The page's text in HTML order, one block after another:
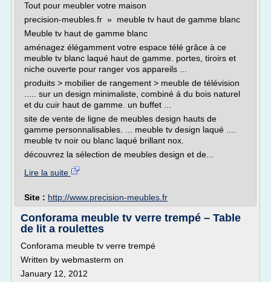
Tout pour meubler votre maison
precision-meubles.fr » meuble tv haut de gamme blanc
Meuble tv haut de gamme blanc
aménagez élégamment votre espace télé grâce à ce
meuble tv blanc laqué haut de gamme. portes, tiroirs et
niche ouverte pour ranger vos appareils ...
produits > mobilier de rangement > meuble de télévision
..... sur un design minimaliste, combiné á du bois naturel
et du cuir haut de gamme. un buffet ...
site de vente de ligne de meubles design hauts de
gamme personnalisables. ... meuble tv design laqué ....
meuble tv noir ou blanc laqué brillant nox.
découvrez la sélection de meubles design et de...
Lire la suite
Site : http://www.precision-meubles.fr
Conforama meuble tv verre trempé – Table
de lit a roulettes
Conforama meuble tv verre trempé
Written by webmasterm on
January 12, 2012